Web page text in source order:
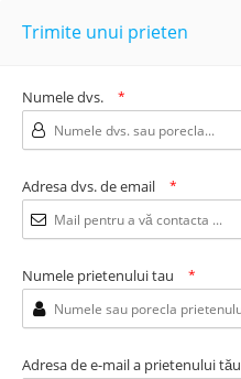
Trimite unui prieten
Numele dvs. *
Adresa dvs. de email *
Numele prietenului tau *
Adresa de e-mail a prietenului tău